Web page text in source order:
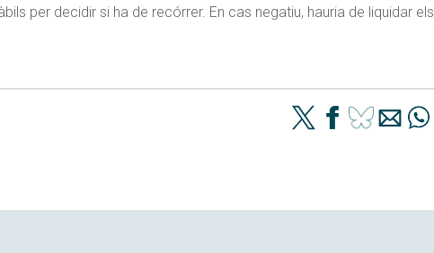
per decidir si ha de recórrer. En cas negatiu, hauria de liquidar els